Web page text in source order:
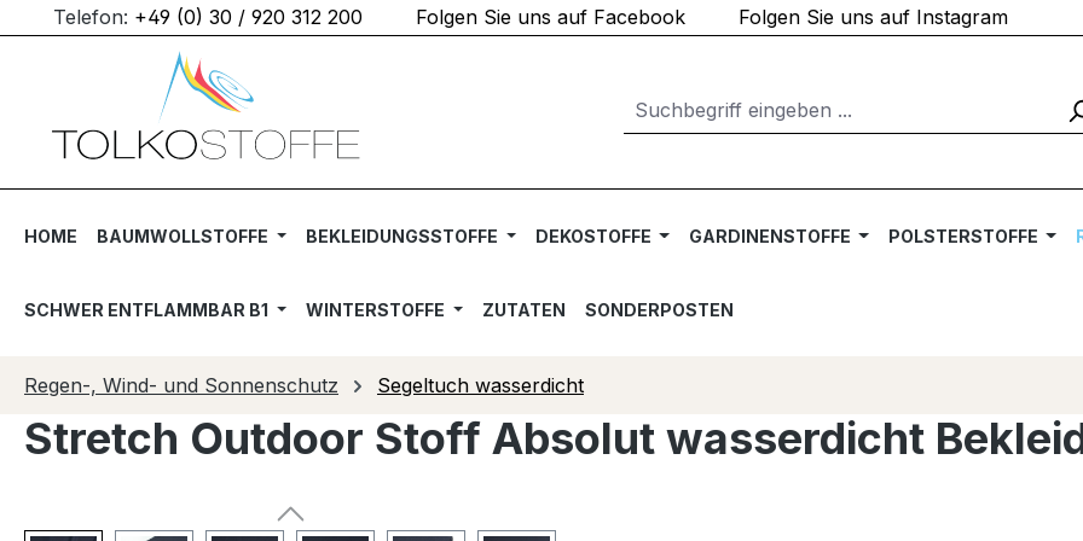
Hauptinhalt springen
Zur Suche springen
Zur Hauptnavigation springen
Telefon: +49 (0) 30 / 920 312 200 Folgen Sie uns auf Facebook Folgen Sie uns auf Instagram
HOME BAUMWOLLSTOFFE BEKLEIDUNGSSTOFFE DEKOSTOFFE GARDINENSTOFFE POLSTERSTOFFE
SCHWER ENTFLAMMBAR B1 WINTERSTOFFE ZUTATEN SONDERPOSTEN
Regen-, Wind- und Sonnenschutz Segeltuch wasserdicht
Stretch Outdoor Stoff Absolut wasserdicht